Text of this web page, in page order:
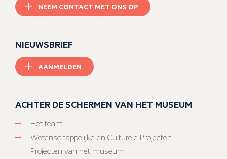
NEEM CONTACT MET ONS OP
NIEUWSBRIEF
AANMELDEN
ACHTER DE SCHERMEN VAN HET MUSEUM
Het team
Wetenschappelijke en Culturele Projecten
Projecten van het museum